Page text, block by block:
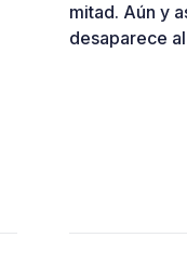
mitad. Aún y
desaparece